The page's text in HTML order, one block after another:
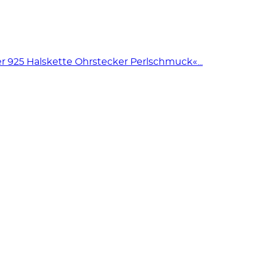
Halskette Ohrstecker Perlschmuck«...